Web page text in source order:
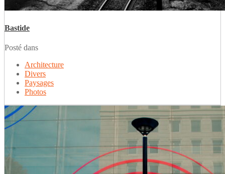
Bastide
Posté dans
Architecture
Divers
Paysages
Photos